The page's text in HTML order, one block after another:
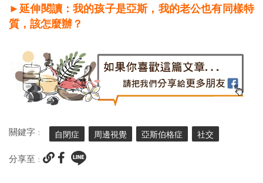
►延伸閱讀：我的孩子是亞斯，我的老公也有同樣特
質，該怎麼辦？
關鍵字 : 自閉症 周邊視覺 亞斯伯格症 社交
分享至 :